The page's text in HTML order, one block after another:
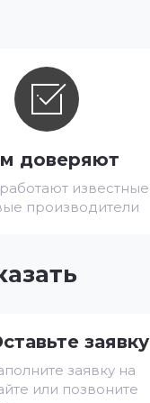
заявку
заявку на
или позвоните
доверяют
известные
производители